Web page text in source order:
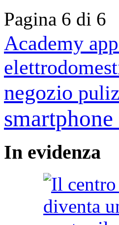
Pagina 6 di 6
Academy app
negozio
smartphone
In evidenza